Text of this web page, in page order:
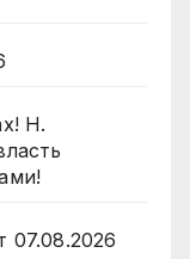
Н.
07.08.2026